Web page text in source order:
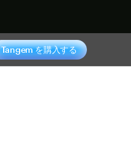
Tangem を購入する